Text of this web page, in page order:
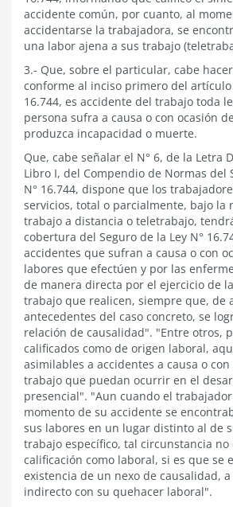
accidente común, por cuanto, al
accidentarse la trabajadora, se
una labor ajena a sus trabajo
3.- Que, sobre el particular, cabe
conforme al inciso primero del artículo
16.744, es accidente del trabajo toda
persona sufra a causa o con ocasión
produzca incapacidad o muerte.
Que, cabe señalar el N° 6, de la Letra
Libro I, del Compendio de Normas del
N° 16.744, dispone que los
servicios, total o parcialmente, bajo la
trabajo a distancia o teletrabajo,
cobertura del Seguro de la Ley N°
accidentes que sufran a causa o con
labores que efectúen y por las
de manera directa por el ejercicio de
trabajo que realicen, siempre que, de
antecedentes del caso concreto, se
relación de causalidad". "Entre otros,
calificados como de origen laboral,
asimilables a accidentes a causa o
trabajo que puedan ocurrir en el
presencial". "Aun cuando el
momento de su accidente se
sus labores en un lugar distinto al de
trabajo específico, tal circunstancia no
calificación como laboral, si es que se
existencia de un nexo de causalidad,
indirecto con su quehacer laboral".